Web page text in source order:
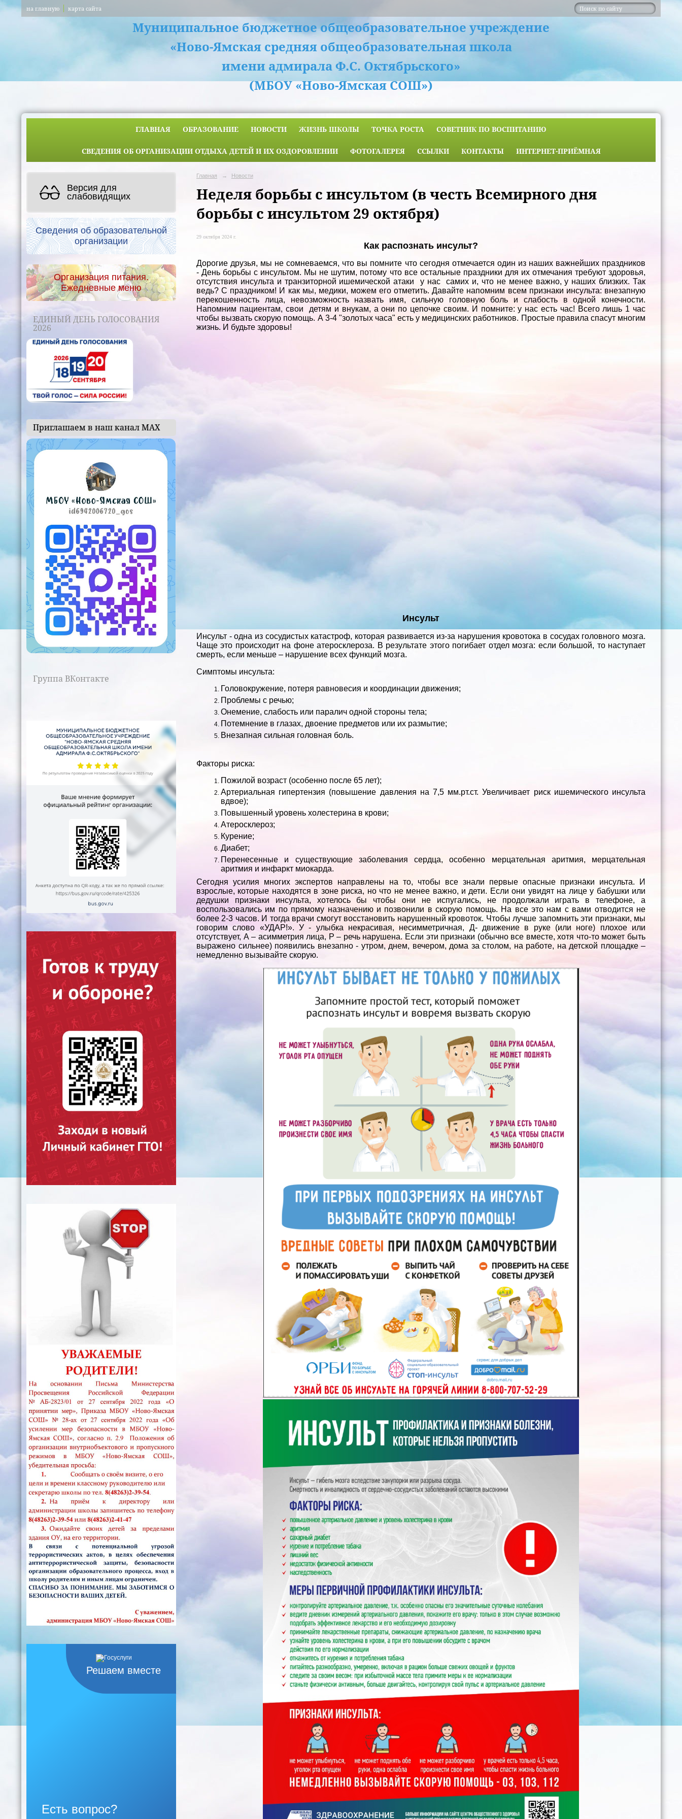
на главную карта сайта
Муниципальное бюджетное общеобразовательное учреждение
«Ново-Ямская средняя общеобразовательная школа
имени адмирала Ф.С. Октябрьского»
(МБОУ «Ново-Ямская СОШ»)
ГЛАВНАЯ ОБРАЗОВАНИЕ НОВОСТИ ЖИЗНЬ ШКОЛЫ ТОЧКА РОСТА СОВЕТНИК ПО ВОСПИТАНИЮ
СВЕДЕНИЯ ОБ ОРГАНИЗАЦИИ ОТДЫХА ДЕТЕЙ И ИХ ОЗДОРОВЛЕНИИ ФОТОГАЛЕРЕЯ ССЫЛКИ КОНТАКТЫ ИНТЕРНЕТ-ПРИЁМНАЯ
Версия для
слабовидящих
Сведения об образовательной
организации
Организация питания.
Ежедневные меню
ЕДИНЫЙ ДЕНЬ ГОЛОСОВАНИЯ
2026
Приглашаем в наш канал МАХ
Группа ВКонтакте
Решаем вместе
Есть вопрос?
Главная → Новости
Неделя борьбы с инсультом (в честь Всемирного дня
борьбы с инсультом 29 октября)
29 октября 2024 г.
Как распознать инсульт?
Дорогие друзья, мы не сомневаемся, что вы помните что сегодня отмечается один из наших важнейших праздников
- День борьбы с инсультом. Мы не шутим, потому что все остальные праздники для их отмечания требуют здоровья,
отсутствия инсульта и транзиторной ишемической атаки у нас самих и, что не менее важно, у наших близких. Так
ведь? С праздником! И как мы, медики, можем его отметить. Давайте напомним всем признаки инсульта: внезапную
перекошенность лица, невозможность назвать имя, сильную головную боль и слабость в одной конечности.
Напомним пациентам, свои детям и внукам, а они по цепочке своим. И помните: у нас есть час! Всего лишь 1 час
чтобы вызвать скорую помощь. А 3-4 "золотых часа" есть у медицинских работников. Простые правила спасут многим
жизнь. И будьте здоровы!
Инсульт
Инсульт - одна из сосудистых катастроф, которая развивается из-за нарушения кровотока в сосудах головного мозга.
Чаще это происходит на фоне атеросклероза. В результате этого погибает отдел мозга: если большой, то наступает
смерть, если меньше – нарушение всех функций мозга.
Симптомы инсульта:
Головокружение, потеря равновесия и координации движения;
Проблемы с речью;
Онемение, слабость или паралич одной стороны тела;
Потемнение в глазах, двоение предметов или их размытие;
Внезапная сильная головная боль.
Факторы риска:
Пожилой возраст (особенно после 65 лет);
Артериальная гипертензия (повышение давления на 7,5 мм.рт.ст. Увеличивает риск ишемического инсульта
вдвое);
Повышенный уровень холестерина в крови;
Атеросклероз;
Курение;
Диабет;
Перенесенные и существующие заболевания сердца, особенно мерцательная аритмия, мерцательная
аритмия и инфаркт миокарда.
Сегодня усилия многих экспертов направлены на то, чтобы все знали первые опасные признаки инсульта. И
взрослые, которые находятся в зоне риска, но что не менее важно, и дети. Если они увидят на лице у бабушки или
дедушки признаки инсульта, хотелось бы чтобы они не испугались, не продолжали играть в телефоне, а
воспользовались им по прямому назначению и позвонили в скорую помощь. На все это нам с вами отводится не
более 2-3 часов. И тогда врачи смогут восстановить нарушенный кровоток. Чтобы лучше запомнить эти признаки, мы
говорим слово «УДАР!». У - улыбка некрасивая, несимметричная, Д- движение в руке (или ноге) плохое или
отсутствует, А – асимметрия лица, Р – речь нарушена. Если эти признаки (обычно все вместе, хотя что-то может быть
выражено сильнее) появились внезапно - утром, днем, вечером, дома за столом, на работе, на детской площадке –
немедленно вызывайте скорую.